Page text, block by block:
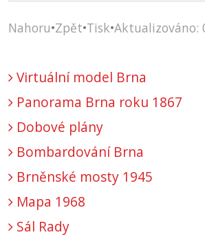
Nahoru•Zpět•Tisk•Aktualizováno:
Virtuální model Brna
Panorama Brna roku 1867
Dobové plány
Bombardování Brna
Brněnské mosty 1945
Mapa 1968
Sál Rady